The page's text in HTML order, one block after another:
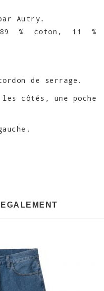
Autry.
% coton, 11 %
de serrage.
les côtés, une poche